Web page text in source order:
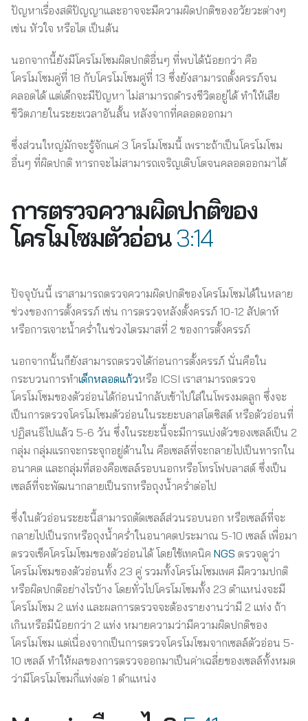
ปัญหาเรื่องสติปัญญาและอาจจะมีความผิดปกติของอวัยวะต่างๆ
เช่น หัวใจ หรือไต เป็นต้น
นอกจากนี้ยังมีโครโมโซมผิดปกติอื่นๆ ที่พบได้น้อยกว่า คือ
โครโมโซมคู่ที่ 18 กับโครโมโซมคู่ที่ 13 ซึ่งยังสามารถตั้งครรภ์จน
คลอดได้ แต่เด็กจะมีปัญหา ไม่สามารถดำรงชีวิตอยู่ได้ ทำให้เสีย
ชีวิตภายในระยะเวลาอันสั้น หลังจากที่คลอดออกมา
ซึ่งส่วนใหญ่มักจะรู้จักแค่ 3 โครโมโซมนี้ เพราะถ้าเป็นโครโมโซม
อื่นๆ ที่ผิดปกติ ทารกจะไม่สามารถเจริญเติบโตจนคลอดออกมาได้
การตรวจความผิดปกติของ
โครโมโซมตัวอ่อน 3:14
ปัจจุบันนี้ เราสามารถตรวจความผิดปกติของโครโมโซมได้ในหลาย
ช่วงของการตั้งครรภ์ เช่น การตรวจหลังตั้งครรภ์ 10-12 สัปดาห์
หรือการเจาะน้ำคร่ำในช่วงไตรมาสที่ 2 ของการตั้งครรภ์
นอกจากนั้นก็ยังสามารถตรวจได้ก่อนการตั้งครรภ์ นั่นคือใน
กระบวนการทำเด็กหลอดแก้วหรือ ICSI เราสามารถตรวจ
โครโมโซมของตัวอ่อนได้ก่อนนำกลับเข้าไปใส่ในโพรงมดลูก ซึ่งจะ
เป็นการตรวจโครโมโซมตัวอ่อนในระยะบลาสโตซิสต์ หรือตัวอ่อนที่
ปฏิสนธิไปแล้ว 5-6 วัน ซึ่งในระยะนี้จะมีการแบ่งตัวของเซลล์เป็น 2
กลุ่ม กลุ่มแรกจะกระจุกอยู่ด้านใน คือเซลล์ที่จะกลายไปเป็นทารกใน
อนาคต และกลุ่มที่สองคือเซลล์รอบนอกหรือโทรโฟบลาสต์ ซึ่งเป็น
เซลล์ที่จะพัฒนากลายเป็นรกหรือถุงน้ำคร่ำต่อไป
ซึ่งในตัวอ่อนระยะนี้สามารถตัดเซลล์ส่วนรอบนอก หรือเซลล์ที่จะ
กลายไปเป็นรกหรือถุงน้ำคร่ำในอนาคตประมาณ 5-10 เซลล์ เพื่อมา
ตรวจเช็คโครโมโซมของตัวอ่อนได้ โดยใช้เทคนิค NGS ตรวจดูว่า
โครโมโซมของตัวอ่อนทั้ง 23 คู่ รวมทั้งโครโมโซมเพศ มีความปกติ
หรือผิดปกติอย่างไรบ้าง โดยทั่วไปโครโมโซมทั้ง 23 ตำแหน่งจะมี
โครโมโซม 2 แท่ง และผลการตรวจจะต้องรายงานว่ามี 2 แท่ง ถ้า
เกินหรือมีน้อยกว่า 2 แท่ง หมายความว่ามีความผิดปกติของ
โครโมโซม แต่เนื่องจากเป็นการตรวจโครโมโซมจากเซลล์ตัวอ่อน 5-
10 เซลล์ ทำให้ผลของการตรวจออกมาเป็นค่าเฉลี่ยของเซลล์ทั้งหมด
ว่ามีโครโมโซมกี่แท่งต่อ 1 ตำแหน่ง